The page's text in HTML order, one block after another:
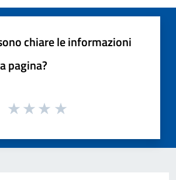
chiare le informazioni
pagina?